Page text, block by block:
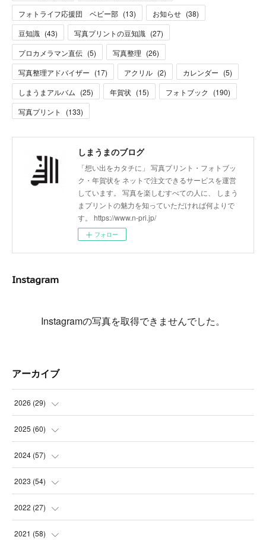
フォトライフ応援団 ベビー部 (13) お知らせ (38)
豆知識 (43) 写真プリントの豆知識 (27)
プロカメラマン直伝 (5) 写真整理 (26)
写真整理アドバイザー (17) アクリル (2) カレンダー (5)
しまうまアルバム (25) 年賀状 (15) フォトブック (190)
写真プリント
(133)
しまうまのブログ
「想い出をカタチに」 写真プリント・フォトブッ
ク・年賀状を ネットで注文できるサービスを運営
しています。 写真を楽しむすべての人に、 しまう
まプリントの魅力を知っていただければ何よりで
す。 https://www.n-pri.jp/
フォロー
Instagram
Instagramの写真を取得できませんでした。
アーカイブ
2026 (29)
(5
(3
(7
(6
2025 (60)
(3
(3
(3
(2
2024 (57)
(4
(5
(2
2023 (54)
(6
(8
2022 (27)
(1
2021 (58)